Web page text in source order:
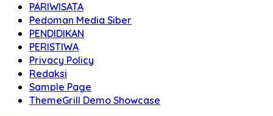
PARIWISATA
Pedoman Media Siber
PENDIDIKAN
PERISTIWA
Privacy Policy
Redaksi
Sample Page
ThemeGrill Demo Showcase